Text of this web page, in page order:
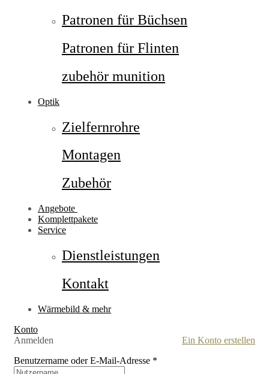
Patronen für Büchsen
Patronen für Flinten
zubehör munition
Optik
Zielfernrohre
Montagen
Zubehör
Angebote
Komplettpakete
Service
Dienstleistungen
Kontakt
Wärmebild & mehr
Konto
Anmelden
Ein Konto erstellen
Benutzername oder E-Mail-Adresse *